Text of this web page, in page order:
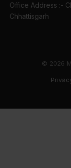
Office Address :-
Chhattisgarh
© 2026